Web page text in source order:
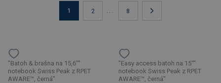
1 2 ... 8
"Batoh & brašna na 15,6""
notebook Swiss Peak z RPET
AWARE™, černá"
"Easy access batoh na 15""
notebook Swiss Peak z RPET
AWARE™, černá"